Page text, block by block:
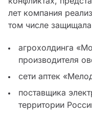
лет компания
том числе
агрохолдинга
производителя
сети аптек
поставщика
территории